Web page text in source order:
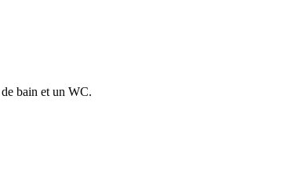
bain et un WC.